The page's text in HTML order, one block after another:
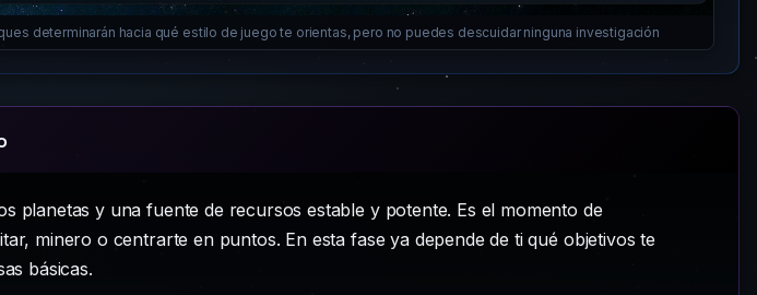
determinarán hacia qué estilo de juego te orientas, pero no puedes descuidar ninguna investigación
planetas y una fuente de recursos estable y potente. Es el momento de
minero o centrarte en puntos. En esta fase ya depende de ti qué objetivos te
básicas.